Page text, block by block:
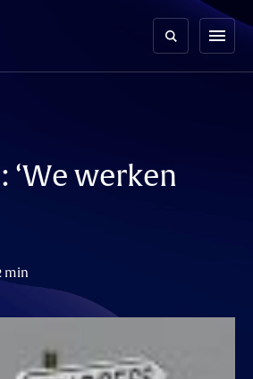
menu
‘We werken
min